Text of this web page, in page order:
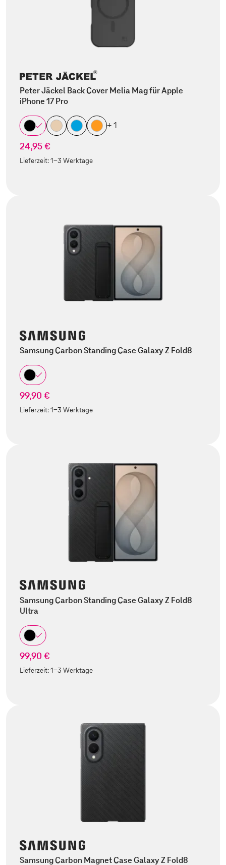
Peter Jäckel Back Cover Melia Mag für Apple
iPhone 17 Pro
+ 1
24,95 €
Lieferzeit:1-3 Werktage
Samsung Carbon Standing Case Galaxy Z Fold8
99,90 €
Lieferzeit:1-3 Werktage
Samsung Carbon Standing Case Galaxy Z Fold8
Ultra
99,90 €
Lieferzeit:1-3 Werktage
Samsung Carbon Magnet Case Galaxy Z Fold8